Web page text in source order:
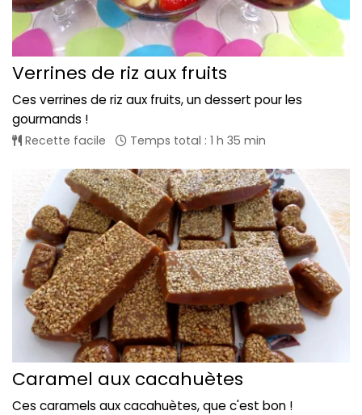
Verrines de riz aux fruits
Ces verrines de riz aux fruits, un dessert pour les
gourmands !
Recette facile Temps total : 1 h 35 min
Caramel aux cacahuètes
Ces caramels aux cacahuètes, que c'est bon !